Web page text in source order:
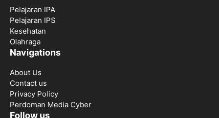
Pelajaran IPA
Pelajaran IPS
Kesehatan
Olahraga
Navigations
About Us
Contact us
Privacy Policy
Perdoman Media Cyber
Follow us